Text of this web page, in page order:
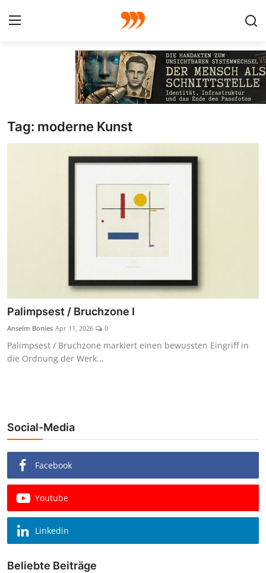
Galerie
Tag: moderne Kunst
Palimpsest / Bruchzone I
Anselm Bonies Apr 11, 2026 0
Palimpsest / Bruchzone markiert einen bewussten Eingriff in
die Ordnung der Werk...
Social-Media
Facebook
Youtube
Linkedin
Beliebte Beiträge